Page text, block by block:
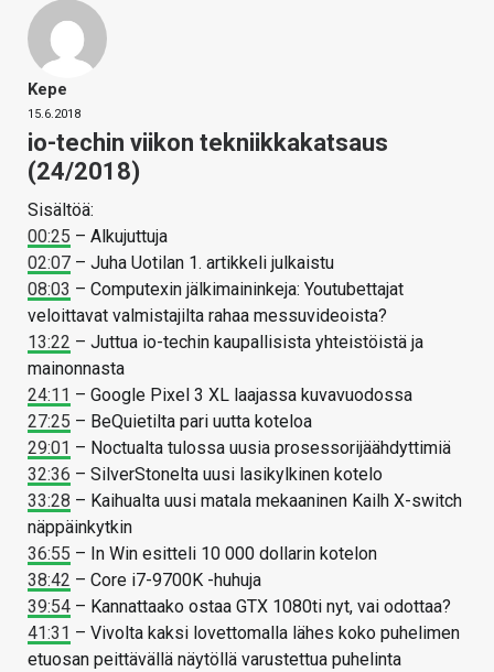
Kepe
15.6.2018
io-techin viikon tekniikkakatsaus
(24/2018)
Sisältöä:
00:25 – Alkujuttuja
02:07 – Juha Uotilan 1. artikkeli julkaistu
08:03 – Computexin jälkimaininkeja: Youtubettajat
veloittavat valmistajilta rahaa messuvideoista?
13:22 – Juttua io-techin kaupallisista yhteistöistä ja
mainonnasta
24:11 – Google Pixel 3 XL laajassa kuvavuodossa
27:25 – BeQuietilta pari uutta koteloa
29:01 – Noctualta tulossa uusia prosessorijäähdyttimiä
32:36 – SilverStonelta uusi lasikylkinen kotelo
33:28 – Kaihualta uusi matala mekaaninen Kailh X-switch
näppäinkytkin
36:55 – In Win esitteli 10 000 dollarin kotelon
38:42 – Core i7-9700K -huhuja
39:54 – Kannattaako ostaa GTX 1080ti nyt, vai odottaa?
41:31 – Vivolta kaksi lovettomalla lähes koko puhelimen
etuosan peittävällä näytöllä varustettua puhelinta